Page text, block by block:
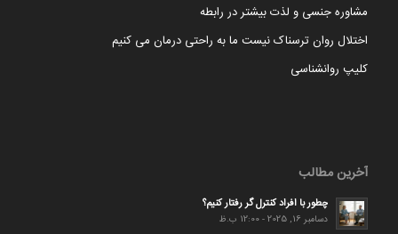
مشاوره جنسی و لذت بیشتر در رابطه
اختلال روان ترسناک نیست ما به راحتی درمان می کنیم
کلیپ روانشناسی
آخرین مطالب
چطور با افراد کنترل گر رفتار کنیم؟
دسامبر 16, 2025 - 12:00 ب.ظ